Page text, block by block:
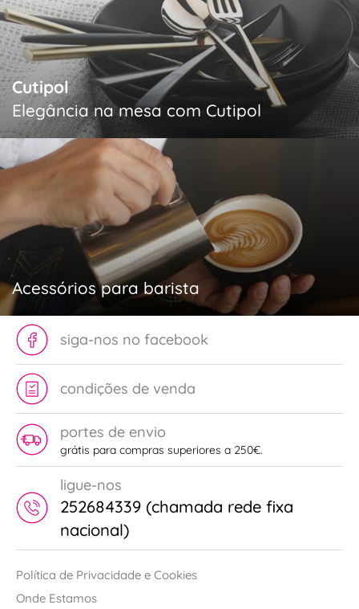
Cutipol
Elegância na mesa com Cutipol
Acessórios para barista
siga-nos no facebook
condições de venda
portes de envio
grátis para compras superiores a 250€.
ligue-nos
252684339 (chamada rede fixa
nacional)
Política de Privacidade e Cookies
Onde Estamos